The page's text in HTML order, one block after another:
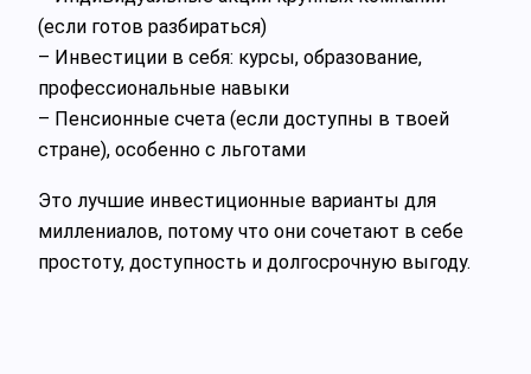
(если готов разбираться)
– Инвестиции в себя: курсы, образование,
профессиональные навыки
– Пенсионные счета (если доступны в твоей
стране), особенно с льготами
Это лучшие инвестиционные варианты для
миллениалов, потому что они сочетают в себе
простоту, доступность и долгосрочную выгоду.